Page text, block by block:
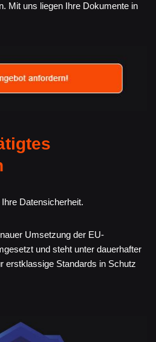
Mit uns liegen Ihre Dokumente in
Datensicherheit.
Umsetzung der EU-
und steht unter dauerhafter
erstklassige Standards in Schutz